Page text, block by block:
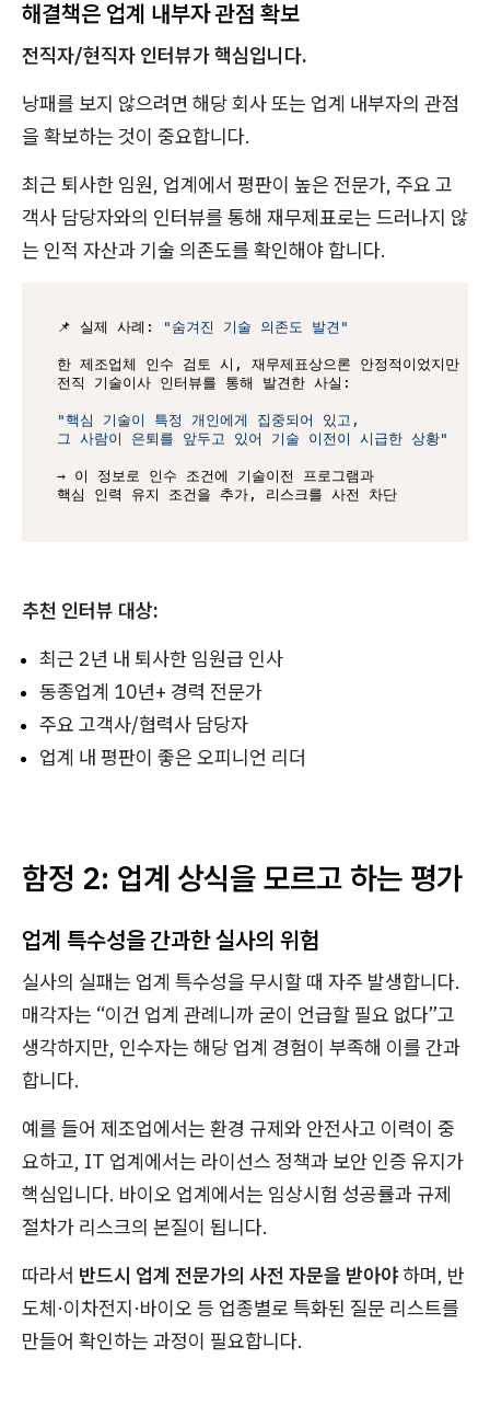
해결책은 업계 내부자 관점 확보
전직자/현직자 인터뷰가 핵심입니다.
낭패를 보지 않으려면 해당 회사 또는 업계 내부자의 관점
을 확보하는 것이 중요합니다.
최근 퇴사한 임원, 업계에서 평판이 높은 전문가, 주요 고
객사 담당자와의 인터뷰를 통해 재무제표로는 드러나지 않
는 인적 자산과 기술 의존도를 확인해야 합니다.
📌 실제 사례: "숨겨진 기술 의존도 발견"
한 제조업체 인수 검토 시, 재무제표상으론 안정적이었지만
전직 기술이사 인터뷰를 통해 발견한 사실:
"핵심 기술이 특정 개인에게 집중되어 있고,
그 사람이 은퇴를 앞두고 있어 기술 이전이 시급한 상황"
→ 이 정보로 인수 조건에 기술이전 프로그램과
핵심 인력 유지 조건을 추가, 리스크를 사전 차단
추천 인터뷰 대상:
최근 2년 내 퇴사한 임원급 인사
동종업계 10년+ 경력 전문가
주요 고객사/협력사 담당자
업계 내 평판이 좋은 오피니언 리더
함정 2: 업계 상식을 모르고 하는 평가
업계 특수성을 간과한 실사의 위험
실사의 실패는 업계 특수성을 무시할 때 자주 발생합니다.
매각자는 “이건 업계 관례니까 굳이 언급할 필요 없다”고
생각하지만, 인수자는 해당 업계 경험이 부족해 이를 간과
합니다.
예를 들어 제조업에서는 환경 규제와 안전사고 이력이 중
요하고, IT 업계에서는 라이선스 정책과 보안 인증 유지가
핵심입니다. 바이오 업계에서는 임상시험 성공률과 규제
절차가 리스크의 본질이 됩니다.
따라서 반드시 업계 전문가의 사전 자문을 받아야 하며, 반
도체·이차전지·바이오 등 업종별로 특화된 질문 리스트를
만들어 확인하는 과정이 필요합니다.